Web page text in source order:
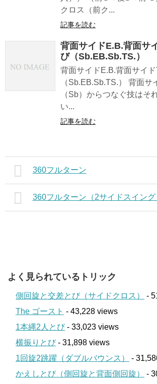
クロス（前ク...
記事を読む
背面サイドE.B.背面サ
び（Sb.EB.Sb.TS.）
背面サイドE.B.背面サイ
（Sb.EB.Sb.TS.） 背面サ
（Sb）からつなぐ技はそ
い...
記事を読む
360フルターン
360フルターン（2サイドスイング
よく見られているトリック
側回旋と交差とび（サイドクロス）
-
The ゴースト - 43,228 views
1本縄2人とび- 33,023 views
横振りとび- 31,898 views
1回旋2跳躍（ダブルバウンス）
-
かえしとび（側回旋と背面側回旋）
-